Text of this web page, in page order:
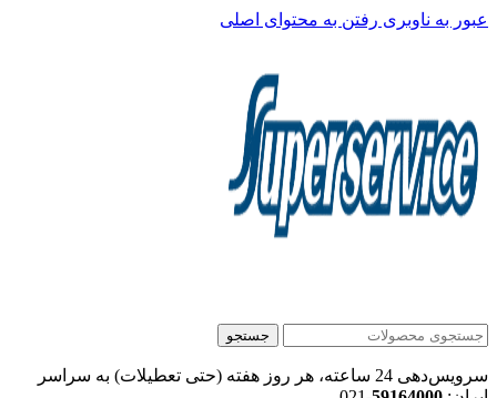
عبور به ناوبری رفتن به محتوای اصلی
جستجو
سرویس‌دهی 24 ساعته، هر روز هفته (حتی تعطیلات) به سراسر